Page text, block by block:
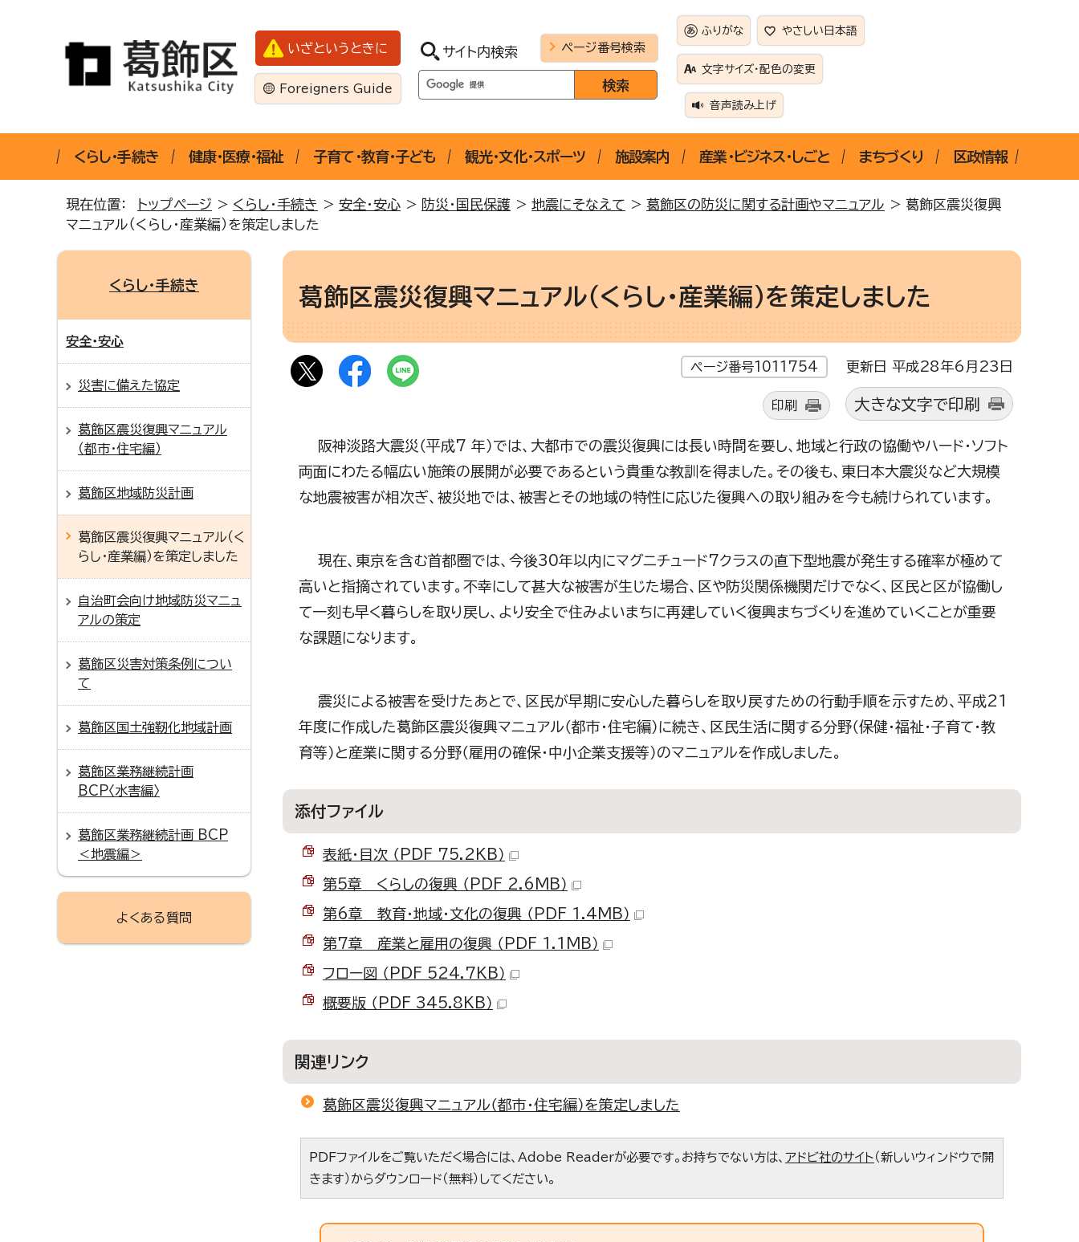
いざというときに
Foreigners Guide
サイト内検索 ページ番号検索
ふりがな やさしい日本語
文字サイズ・配色の変更
音声読み上げ
くらし・手続き 健康・医療・福祉 子育て・教育・子ども 観光・文化・スポーツ 施設案内 産業・ビジネス・しごと まちづくり 区政情報
現在位置： トップページ > くらし・手続き > 安全・安心 > 防災・国民保護 > 地震にそなえて > 葛飾区の防災に関する計画やマニュアル > 葛飾区震災復興
マニュアル（くらし・産業編）を策定しました
葛飾区震災復興マニュアル（くらし・産業編）を策定しました
ページ番号1011754 更新日 平成28年6月23日
印刷 大きな文字で印刷
阪神淡路大震災（平成7 年）では、大都市での震災復興には長い時間を要し、地域と行政の協働やハード・ソフト
両面にわたる幅広い施策の展開が必要であるという貴重な教訓を得ました。その後も、東日本大震災など大規模
な地震被害が相次ぎ、被災地では、被害とその地域の特性に応じた復興への取り組みを今も続けられています。
現在、東京を含む首都圏では、今後30年以内にマグニチュード7クラスの直下型地震が発生する確率が極めて
高いと指摘されています。不幸にして甚大な被害が生じた場合、区や防災関係機関だけでなく、区民と区が協働し
て一刻も早く暮らしを取り戻し、より安全で住みよいまちに再建していく復興まちづくりを進めていくことが重要
な課題になります。
震災による被害を受けたあとで、区民が早期に安心した暮らしを取り戻すための行動手順を示すため、平成21
年度に作成した葛飾区震災復興マニュアル（都市・住宅編）に続き、区民生活に関する分野（保健・福祉・子育て・教
育等）と産業に関する分野（雇用の確保・中小企業支援等）のマニュアルを作成しました。
添付ファイル
表紙・目次 （PDF 75.2KB）
第5章 くらしの復興 （PDF 2.6MB）
第6章 教育・地域・文化の復興 （PDF 1.4MB）
第7章 産業と雇用の復興 （PDF 1.1MB）
フロー図 （PDF 524.7KB）
概要版 （PDF 345.8KB）
関連リンク
葛飾区震災復興マニュアル（都市・住宅編）を策定しました
PDFファイルをご覧いただく場合には、Adobe Readerが必要です。お持ちでない方は、 アドビ社のサイト（新しいウィンドウで開
きます）からダウンロード（無料）してください。
くらし・手続き
安全・安心
災害に備えた協定
葛飾区震災復興マニュアル
（都市・住宅編）
葛飾区地域防災計画
葛飾区震災復興マニュアル（く
らし・産業編）を策定しました
自治町会向け地域防災マニュ
アルの策定
葛飾区災害対策条例につい
て
葛飾区国土強靭化地域計画
葛飾区業務継続計画
BCP〈水害編〉
葛飾区業務継続計画 BCP
＜地震編＞
よくある質問